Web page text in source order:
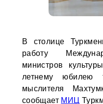
В столице
работу
министров
летнему юбилею
мыслителя
сообщает МИЦ